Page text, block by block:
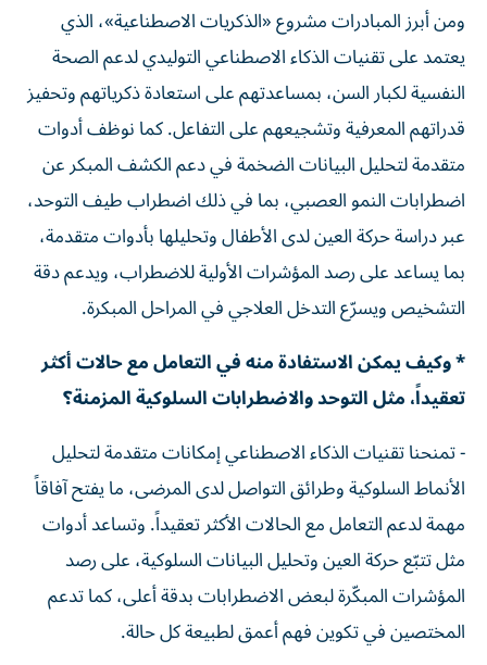
ومن أبرز المبادرات مشروع «الذكريات الاصطناعية»، الذي
يعتمد على تقنيات الذكاء الاصطناعي التوليدي لدعم الصحة
النفسية لكبار السن، بمساعدتهم على استعادة ذكرياتهم وتحفيز
قدراتهم المعرفية وتشجيعهم على التفاعل. كما نوظف أدوات
متقدمة لتحليل البيانات الضخمة في دعم الكشف المبكر عن
اضطرابات النمو العصبي، بما في ذلك اضطراب طيف التوحد،
عبر دراسة حركة العين لدى الأطفال وتحليلها بأدوات متقدمة،
بما يساعد على رصد المؤشرات الأولية للاضطراب، ويدعم دقة
التشخيص ويسرّع التدخل العلاجي في المراحل المبكرة.
* وكيف يمكن الاستفادة منه في التعامل مع حالات أكثر
تعقيداً، مثل التوحد والاضطرابات السلوكية المزمنة؟
- تمنحنا تقنيات الذكاء الاصطناعي إمكانات متقدمة لتحليل
الأنماط السلوكية وطرائق التواصل لدى المرضى، ما يفتح آفاقاً
مهمة لدعم التعامل مع الحالات الأكثر تعقيداً. وتساعد أدوات
مثل تتبّع حركة العين وتحليل البيانات السلوكية، على رصد
المؤشرات المبكّرة لبعض الاضطرابات بدقة أعلى، كما تدعم
المختصين في تكوين فهم أعمق لطبيعة كل حالة.